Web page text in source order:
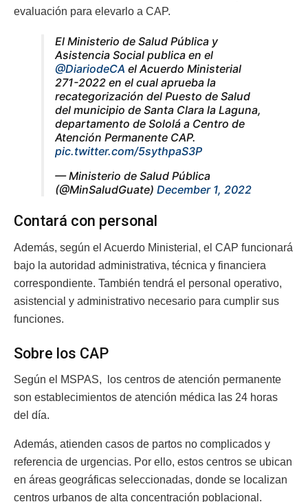
evaluación para elevarlo a CAP.
El Ministerio de Salud Pública y
Asistencia Social publica en el
@DiariodeCA el Acuerdo Ministerial
271-2022 en el cual aprueba la
recategorización del Puesto de Salud
del municipio de Santa Clara la Laguna,
departamento de Sololá a Centro de
Atención Permanente CAP.
pic.twitter.com/5sythpaS3P
— Ministerio de Salud Pública
(@MinSaludGuate) December 1, 2022
Contará con personal
Además, según el Acuerdo Ministerial, el CAP funcionará
bajo la autoridad administrativa, técnica y financiera
correspondiente. También tendrá el personal operativo,
asistencial y administrativo necesario para cumplir sus
funciones.
Sobre los CAP
Según el MSPAS, los centros de atención permanente
son establecimientos de atención médica las 24 horas
del día.
Además, atienden casos de partos no complicados y
referencia de urgencias. Por ello, estos centros se ubican
en áreas geográficas seleccionadas, donde se localizan
centros urbanos de alta concentración poblacional.